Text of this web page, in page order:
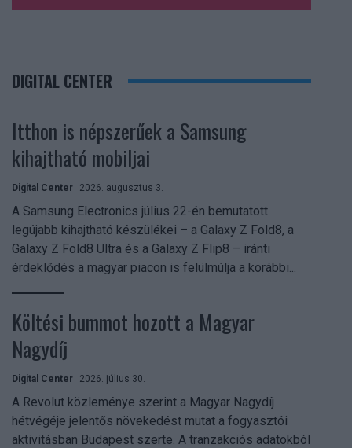
DIGITAL CENTER
Itthon is népszerűek a Samsung
kihajtható mobiljai
Digital Center 2026. augusztus 3.
A Samsung Electronics július 22-én bemutatott
legújabb kihajtható készülékei – a Galaxy Z Fold8, a
Galaxy Z Fold8 Ultra és a Galaxy Z Flip8 – iránti
érdeklődés a magyar piacon is felülmúlja a korábbi...
Költési bummot hozott a Magyar
Nagydíj
Digital Center 2026. július 30.
A Revolut közleménye szerint a Magyar Nagydíj
hétvégéje jelentős növekedést mutat a fogyasztói
aktivitásban Budapest szerte. A tranzakciós adatokból